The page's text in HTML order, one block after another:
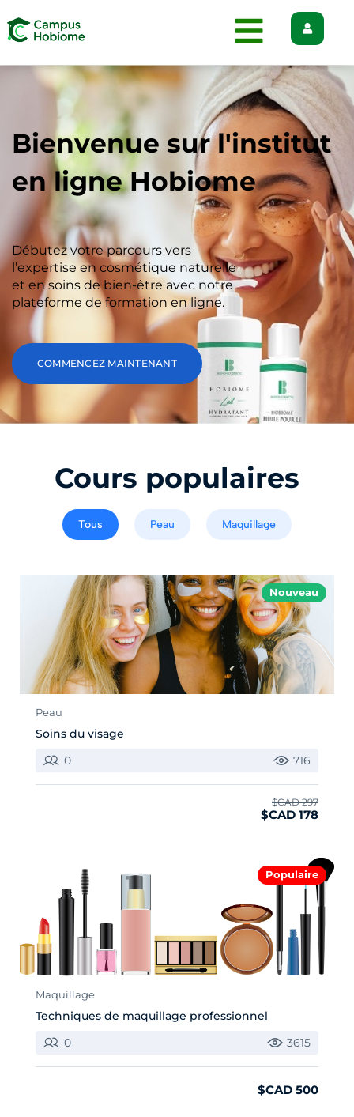
Bienvenue sur l'institut
en ligne Hobiome
Débutez votre parcours vers
l’expertise en cosmétique naturelle
et en soins de bien-être avec notre
plateforme de formation en ligne.
COMMENCEZ MAINTENANT
Cours populaires
Tous Peau Maquillage
Nouveau
Peau
Soins du visage
0
716
$CAD 297
$CAD 178
Populaire
Maquillage
Techniques de maquillage professionnel
0
3615
$CAD 500